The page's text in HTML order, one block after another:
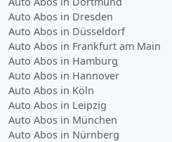
Auto Abos in Dresden
Auto Abos in Düsseldorf
Auto Abos in Frankfurt am Main
Auto Abos in Hamburg
Auto Abos in Hannover
Auto Abos in Köln
Auto Abos in Leipzig
Auto Abos in München
Auto Abos in Nürnberg